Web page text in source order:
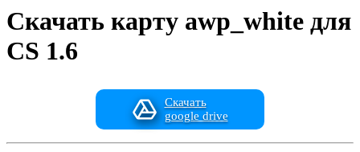
Скачать карту awp_white для
CS 1.6
Скачать
google drive